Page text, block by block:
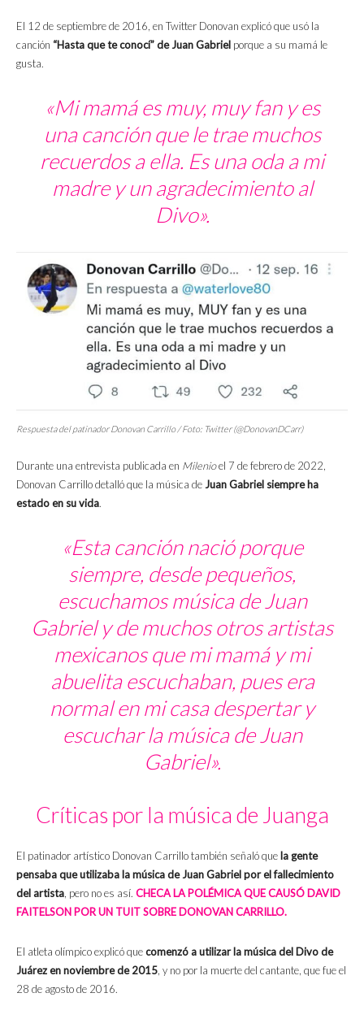
El 12 de septiembre de 2016, en Twitter Donovan explicó que usó la
canción “Hasta que te conocí” de Juan Gabriel porque a su mamá le
gusta.
«Mi mamá es muy, muy fan y es
una canción que le trae muchos
recuerdos a ella. Es una oda a mi
madre y un agradecimiento al
Divo».
Respuesta del patinador Donovan Carrillo / Foto: Twitter (@DonovanDCarr)
Durante una entrevista publicada en Milenioel 7 de febrero de 2022,
Donovan Carrillo detalló que la música deJuan Gabriel siempre ha
estado en su vida.
«Esta canción nació porque
siempre, desde pequeños,
escuchamos música de Juan
Gabriel y de muchos otros artistas
mexicanos que mi mamá y mi
abuelita escuchaban, pues era
normal en mi casa despertar y
escuchar la música de Juan
Gabriel».
Críticas por la música de Juanga
El patinador artístico Donovan Carrillo también señaló que la gente
pensaba que utilizaba la música de Juan Gabriel por el fallecimiento
del artista, pero no es así. CHECA LA POLÉMICA QUE CAUSÓ DAVID
FAITELSON POR UN TUIT SOBRE DONOVAN CARRILLO.
El atleta olímpico explicó quecomenzó a utilizar la música del Divo de
Juárez en noviembre de 2015, y no por la muerte del cantante, que fue el
28 de agosto de 2016.